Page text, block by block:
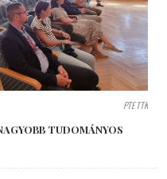
PTE TTK
TUDOMÁNYOS